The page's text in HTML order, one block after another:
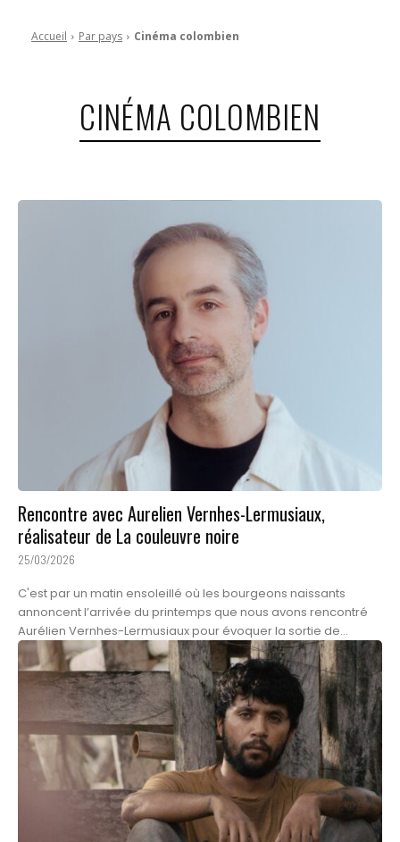
Accueil Par pays Cinéma colombien
CINÉMA COLOMBIEN
Rencontre avec Aurelien Vernhes-Lermusiaux,
réalisateur de La couleuvre noire
25/03/2026
C'est par un matin ensoleillé où les bourgeons naissants
annoncent l’arrivée du printemps que nous avons rencontré
Aurélien Vernhes-Lermusiaux pour évoquer la sortie de...